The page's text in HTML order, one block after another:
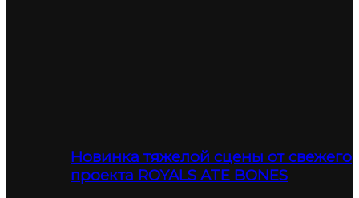
Новинка тяжелой сцены от свежего
проекта ROYALS ATE BONES